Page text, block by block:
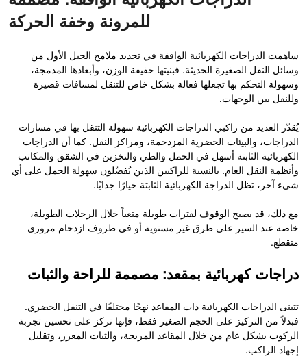
للمرونة وخفة الحركة
ساهمت الدراجات الكهربائية الواقفة في تحديد ملامح الجيل الأول من
وسائل النقل الصغيرة الحديثة. فبنيتها خفيفة الوزن، وأبعادها المدمجة،
وسهولة التحكم بها تجعلها فعالة بشكل خاص للتنقل لمسافات قصيرة
وللنقل بين الوجهات.
يُقدّر العديد من راكبي الدراجات الكهربائية سهولة التنقل بها في مسارات
الدراجات، والبيئات الحضرية المزدحمة، ومراكز النقل. كما أن الدراجات
الكهربائية الثابتة أسهل في الحمل والطي والتخزين في الشقق والمكاتب
وأنظمة النقل العام. بالنسبة للراكبين الذين يُفضّلون سهولة الحمل على أي
شيء آخر، تظل الدراجة الكهربائية الثابتة خيارًا جذابًا.
مع ذلك، قد يصبح الوقوف لفترات طويلة متعباً خلال الرحلات الطويلة،
خاصة عند السير على طرق غير مستوية أو في ظروف ازدحام مروري
متقطع.
دراجات كهربائية بمقعد: مصممة للراحة والثبات
تتبنى الدراجات الكهربائية ذات المقاعد نهجًا مختلفًا في التنقل الحضري.
فبدلاً من التركيز على الحجم الصغير فقط، فإنها تركز على تحسين تجربة
الركوب بشكل عام من خلال المقاعد المريحة، والثبات المعزز، وتقليل
إجهاد الراكب.